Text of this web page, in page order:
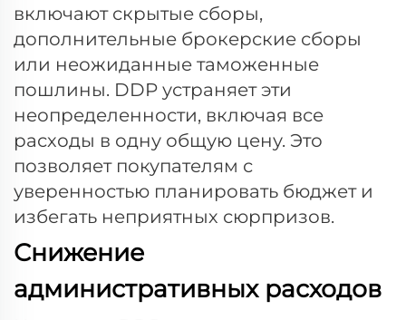
включают скрытые сборы,
дополнительные брокерские сборы
или неожиданные таможенные
пошлины. DDP устраняет эти
неопределенности, включая все
расходы в одну общую цену. Это
позволяет покупателям с
уверенностью планировать бюджет и
избегать неприятных сюрпризов.
Снижение
административных расходов